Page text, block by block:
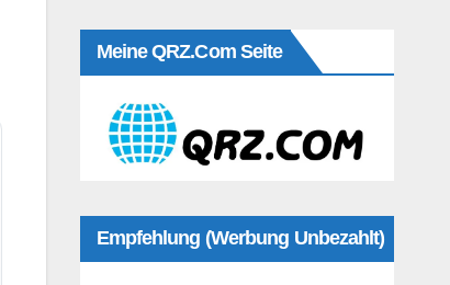
Meine QRZ.com Seite
Empfehlung (Werbung Unbezahlt)